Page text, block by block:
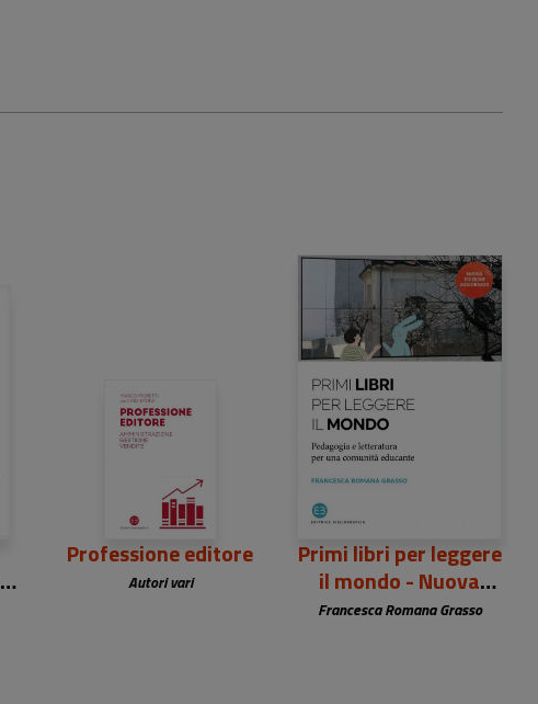
25,00 €
Professione editore
Autori vari
26,00 €
Primi libri per leggere
il mondo - Nuova
edizione
Francesca Romana Grasso